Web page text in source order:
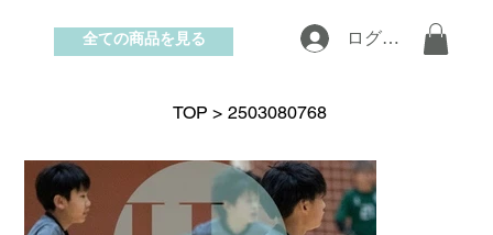
お問い合わせ
ログイン
全ての商品を見る
TOP > 2503080768